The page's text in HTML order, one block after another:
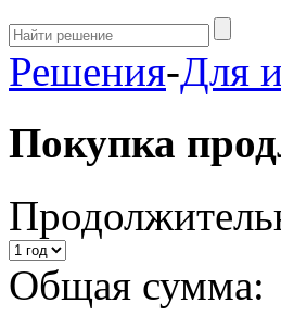
Решения-Для
Покупка
Общая сумма: